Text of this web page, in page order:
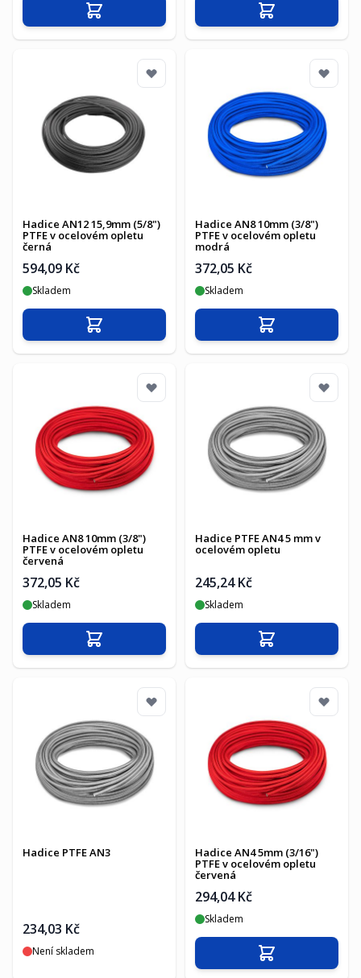
Přidat do košíku Přidat do košíku
Hadice AN12 15,9mm (5/8")
PTFE v ocelovém opletu
černá
594,09 Kč
Skladem
Přidat do košíku
Hadice AN8 10mm (3/8")
PTFE v ocelovém opletu
modrá
372,05 Kč
Skladem
Přidat do košíku
Hadice AN8 10mm (3/8")
PTFE v ocelovém opletu
červená
372,05 Kč
Skladem
Přidat do košíku
Hadice PTFE AN4 5 mm v
ocelovém opletu
245,24 Kč
Skladem
Přidat do košíku
Hadice PTFE AN3
234,03 Kč
Není skladem
Hadice AN4 5mm (3/16")
PTFE v ocelovém opletu
červená
294,04 Kč
Skladem
Přidat do košíku